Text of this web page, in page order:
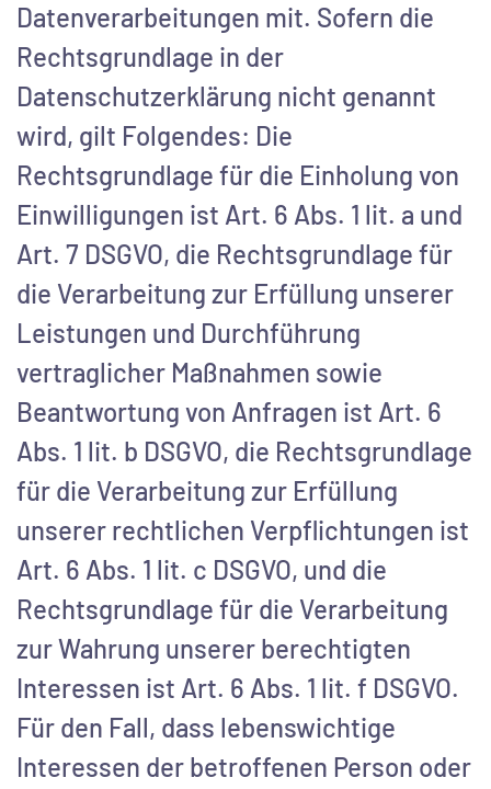
Datenverarbeitungen mit. Sofern die
Rechtsgrundlage in der
Datenschutzerklärung nicht genannt
wird, gilt Folgendes: Die
Rechtsgrundlage für die Einholung von
Einwilligungen ist Art. 6 Abs. 1 lit. a und
Art. 7 DSGVO, die Rechtsgrundlage für
die Verarbeitung zur Erfüllung unserer
Leistungen und Durchführung
vertraglicher Maßnahmen sowie
Beantwortung von Anfragen ist Art. 6
Abs. 1 lit. b DSGVO, die Rechtsgrundlage
für die Verarbeitung zur Erfüllung
unserer rechtlichen Verpflichtungen ist
Art. 6 Abs. 1 lit. c DSGVO, und die
Rechtsgrundlage für die Verarbeitung
zur Wahrung unserer berechtigten
Interessen ist Art. 6 Abs. 1 lit. f DSGVO.
Für den Fall, dass lebenswichtige
Interessen der betroffenen Person oder